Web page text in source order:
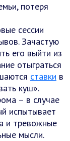
потеря
сессии
Зачастую
его выйти из
отыграться
ставки в
куш».
– в случае
испытывает
и тревожные
мысли.